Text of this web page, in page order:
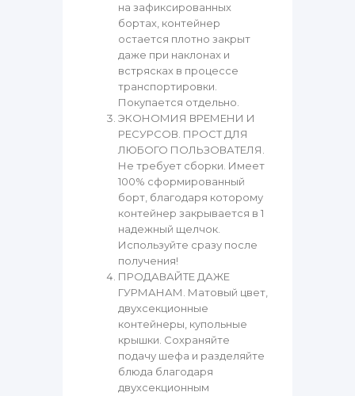
на зафиксированных
бортах, контейнер
остается плотно закрыт
даже при наклонах и
встрясках в процессе
транспортировки.
Покупается отдельно.
ЭКОНОМИЯ ВРЕМЕНИ И
РЕСУРСОВ. ПРОСТ ДЛЯ
ЛЮБОГО ПОЛЬЗОВАТЕЛЯ.
Не требует сборки. Имеет
100% сформированный
борт, благодаря которому
контейнер закрывается в 1
надежный щелчок.
Используйте сразу после
получения!
ПРОДАВАЙТЕ ДАЖЕ
ГУРМАНАМ. Матовый цвет,
двухсекционные
контейнеры, купольные
крышки. Сохраняйте
подачу шефа и разделяйте
блюда благодаря
двухсекционным